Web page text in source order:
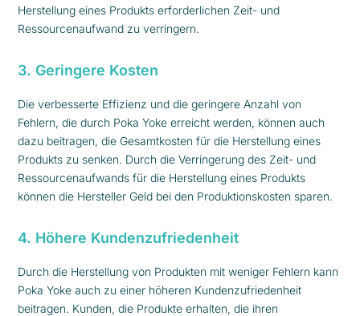
Herstellung eines Produkts erforderlichen Zeit- und
Ressourcenaufwand zu verringern.
3. Geringere Kosten
Die verbesserte Effizienz und die geringere Anzahl von
Fehlern, die durch Poka Yoke erreicht werden, können auch
dazu beitragen, die Gesamtkosten für die Herstellung eines
Produkts zu senken. Durch die Verringerung des Zeit- und
Ressourcenaufwands für die Herstellung eines Produkts
können die Hersteller Geld bei den Produktionskosten sparen.
4. Höhere Kundenzufriedenheit
Durch die Herstellung von Produkten mit weniger Fehlern kann
Poka Yoke auch zu einer höheren Kundenzufriedenheit
beitragen. Kunden, die Produkte erhalten, die ihren